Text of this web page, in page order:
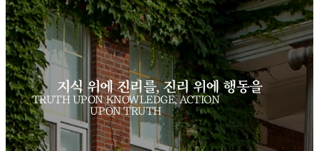
지식 위에 진리를, 진리 위에 행동을
TRUTH UPON KNOWLEDGE, ACTION
UPON TRUTH